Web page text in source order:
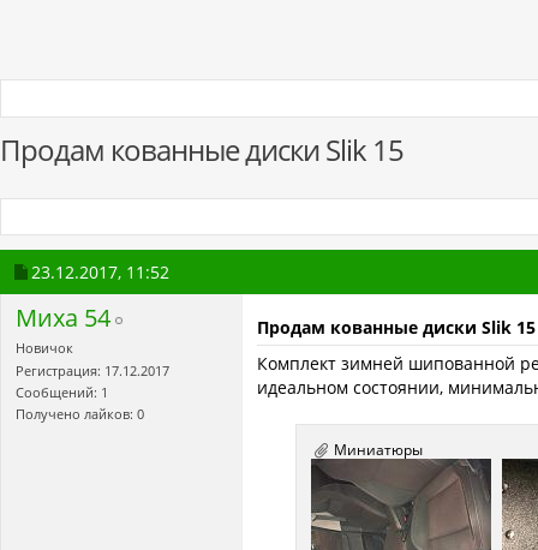
Продам кованные диски Slik 15
23.12.2017, 11:52
Миха 54
Новичок
Регистрация: 17.12.2017
Сообщений: 1
Получено лайков: 0
Продам кованные диски Slik 15
Комплект зимней шипованной
идеальном состоянии,
Миниатюры